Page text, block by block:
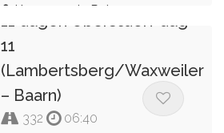
Kees van de Pol
11 dagen Oberstdorf dag
11
(Lambertsberg/Waxweiler
– Baarn)
332
06:40